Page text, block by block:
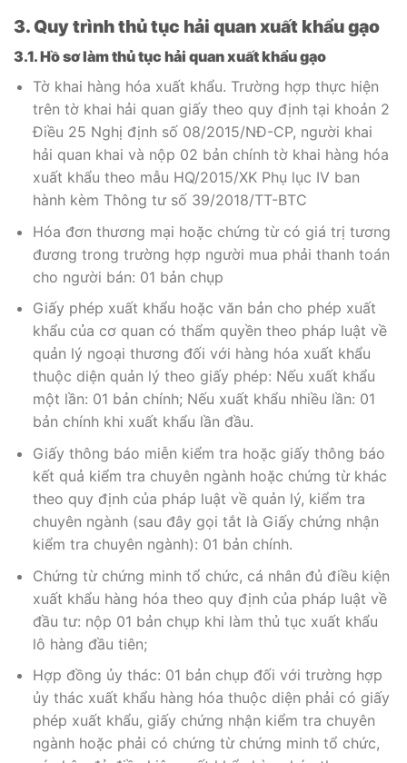
3. Quy trình thủ tục hải quan xuất khẩu gạo
3.1. Hồ sơ làm thủ tục hải quan xuất khẩu gạo
Tờ khai hàng hóa xuất khẩu. Trường hợp thực hiện
trên tờ khai hải quan giấy theo quy định tại khoản 2
Điều 25 Nghị định số 08/2015/NĐ-CP, người khai
hải quan khai và nộp 02 bản chính tờ khai hàng hóa
xuất khẩu theo mẫu HQ/2015/XK Phụ lục IV ban
hành kèm Thông tư số 39/2018/TT-BTC
Hóa đơn thương mại hoặc chứng từ có giá trị tương
đương trong trường hợp người mua phải thanh toán
cho người bán: 01 bản chụp
Giấy phép xuất khẩu hoặc văn bản cho phép xuất
khẩu của cơ quan có thẩm quyền theo pháp luật về
quản lý ngoại thương đối với hàng hóa xuất khẩu
thuộc diện quản lý theo giấy phép: Nếu xuất khẩu
một lần: 01 bản chính; Nếu xuất khẩu nhiều lần: 01
bản chính khi xuất khẩu lần đầu.
Giấy thông báo miễn kiểm tra hoặc giấy thông báo
kết quả kiểm tra chuyên ngành hoặc chứng từ khác
theo quy định của pháp luật về quản lý, kiểm tra
chuyên ngành (sau đây gọi tắt là Giấy chứng nhận
kiểm tra chuyên ngành): 01 bản chính.
Chứng từ chứng minh tổ chức, cá nhân đủ điều kiện
xuất khẩu hàng hóa theo quy định của pháp luật về
đầu tư: nộp 01 bản chụp khi làm thủ tục xuất khẩu
lô hàng đầu tiên;
Hợp đồng ủy thác: 01 bản chụp đối với trường hợp
ủy thác xuất khẩu hàng hóa thuộc diện phải có giấy
phép xuất khẩu, giấy chứng nhận kiểm tra chuyên
ngành hoặc phải có chứng từ chứng minh tổ chức,